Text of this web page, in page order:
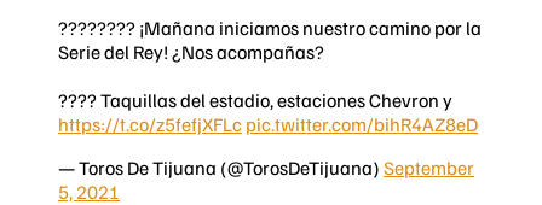
???????? ¡Mañana iniciamos nuestro camino por la
Serie del Rey! ¿Nos acompañas?
???? Taquillas del estadio, estaciones Chevron y
https://t.co/z5fefjXFLc pic.twitter.com/bihR4AZ8eD
— Toros De Tijuana (@TorosDeTijuana) September
5, 2021